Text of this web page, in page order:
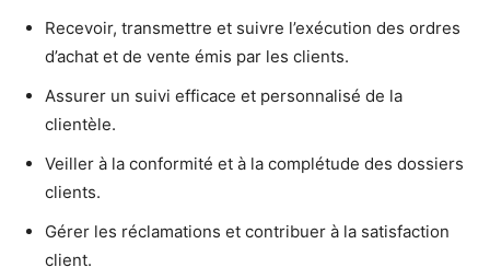
Recevoir, transmettre et suivre l’exécution des ordres
d’achat et de vente émis par les clients.
Assurer un suivi efficace et personnalisé de la
clientèle.
Veiller à la conformité et à la complétude des dossiers
clients.
Gérer les réclamations et contribuer à la satisfaction
client.